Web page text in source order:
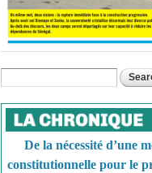
Search form
De la nécessité d’une
constitutionnelle pour le